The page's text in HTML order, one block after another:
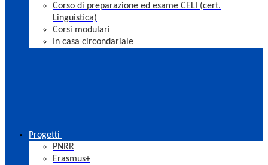
Corso di preparazione ed esame CELI (cert.
Linguistica)
Corsi modulari
In casa circondariale
Progetti
PNRR
Erasmus+